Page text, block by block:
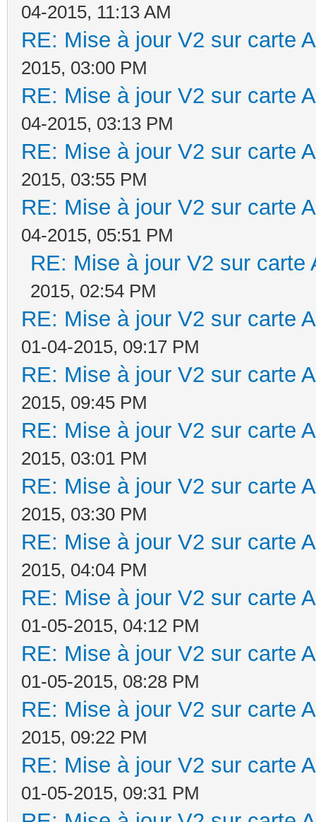
04-2015, 11:13 AM
RE: Mise à jour V2 sur carte
2015, 03:00 PM
RE: Mise à jour V2 sur carte
04-2015, 03:13 PM
RE: Mise à jour V2 sur carte
2015, 03:55 PM
RE: Mise à jour V2 sur carte
04-2015, 05:51 PM
RE: Mise à jour V2 sur carte
2015, 02:54 PM
RE: Mise à jour V2 sur carte
01-04-2015, 09:17 PM
RE: Mise à jour V2 sur carte
2015, 09:45 PM
RE: Mise à jour V2 sur carte
2015, 03:01 PM
RE: Mise à jour V2 sur carte
2015, 03:30 PM
RE: Mise à jour V2 sur carte
2015, 04:04 PM
RE: Mise à jour V2 sur carte
01-05-2015, 04:12 PM
RE: Mise à jour V2 sur carte
01-05-2015, 08:28 PM
RE: Mise à jour V2 sur carte
2015, 09:22 PM
RE: Mise à jour V2 sur carte
01-05-2015, 09:31 PM